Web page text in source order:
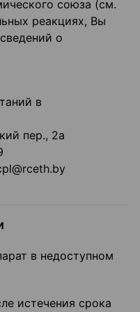
союза (см.
реакциях, Вы
о
в
пер., 2а
в недоступном
истечения срока